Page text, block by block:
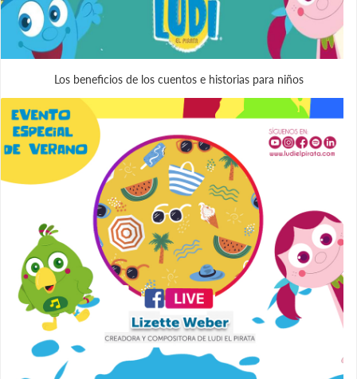
Los beneficios de los cuentos e historias para niños